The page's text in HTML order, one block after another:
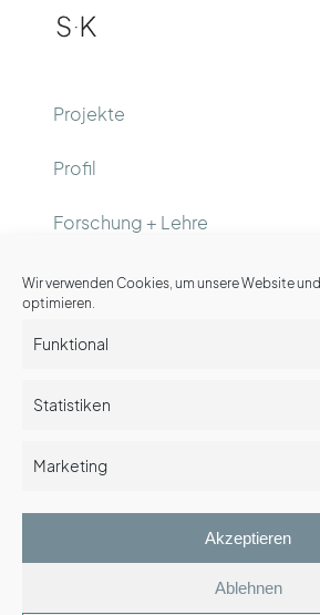
Wir verwenden Cookies, um unsere Website
optimieren.
Funktional
Statistiken
Marketing
Akzeptieren
Ablehnen
Projekte
Profil
Forschung + Lehre